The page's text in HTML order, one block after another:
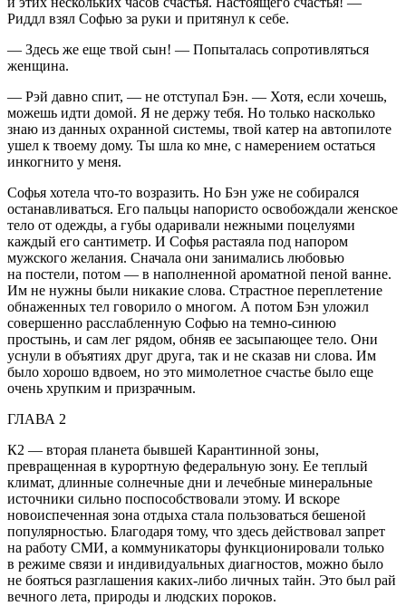
Риддл взял Софью за руки и притянул к себе.
— Здесь же еще твой сын! — Попыталась сопротивляться
женщина.
— Рэй давно спит, — не отступал Бэн. — Хотя, если хочешь,
можешь идти домой. Я не держу тебя. Но только насколько
знаю из данных охранной системы, твой катер на автопилоте
ушел к твоему дому. Ты шла ко мне, с намерением остаться
инкогнито у меня.
Софья хотела что-то возразить. Но Бэн уже не собирался
останавливаться. Его пальцы напористо освобождали женское
тело от одежды, а губы одаривали нежными поцелуями
каждый его сантиметр. И Софья растаяла под напором
мужского желания. Сначала они занимались любовью
на постели, потом — в наполненной ароматной пеной ванне.
Им не нужны были никакие слова. Страстное переплетение
обнаженных тел говорило о многом. А потом Бэн уложил
совершенно расслабленную Софью на темно-синюю
простынь, и сам лег рядом, обняв ее засыпающее тело. Они
уснули в объятиях друг друга, так и не сказав ни слова. Им
было хорошо вдвоем, но это мимолетное счастье было еще
очень хрупким и призрачным.
ГЛАВА 2
К2 — вторая планета бывшей Карантинной зоны,
превращенная в курортную федеральную зону. Ее теплый
климат, длинные солнечные дни и лечебные минеральные
источники сильно поспособствовали этому. И вскоре
новоиспеченная зона отдыха стала пользоваться бешеной
популярностью. Благодаря тому, что здесь действовал запрет
на работу СМИ, а коммуникаторы функционировали только
в режиме связи и индивидуальных диагностов, можно было
не бояться разглашения каких-либо личных тайн. Это был рай
вечного лета, природы и людских пороков.